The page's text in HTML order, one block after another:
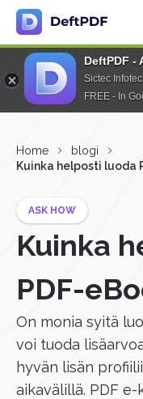
DeftPDF -
Sictec
FREE - In
Home
blogi
Kuinka helposti luoda
ASK HOW
Kuinka
PDF-
On monia syitä
voi tuoda
hyvän lisän
aikavälillä. PDF